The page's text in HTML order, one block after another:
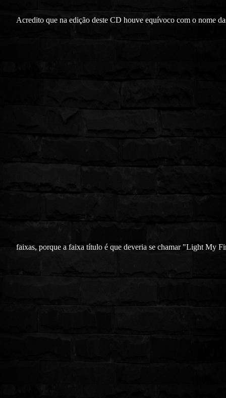
Acredito que na edição deste CD houve equívoco com o nome
faixas, porque a faixa título é que deveria se chamar "Light My